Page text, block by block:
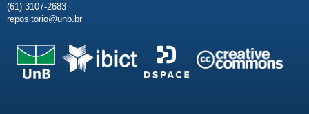
(61) 3107-2683
repositorio@unb.br